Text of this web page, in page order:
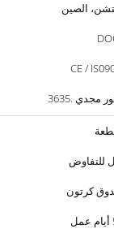
الصين
CE /
مجدي .3635
للتفاوض
كرتون